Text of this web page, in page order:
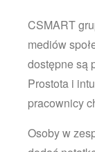
CSMART
mediów
dostępne są
Prostota i
pracownicy
Osoby w